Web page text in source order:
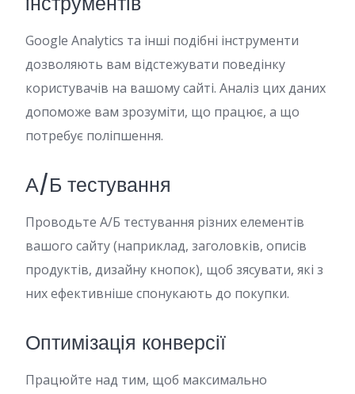
Google Analytics та інші подібні інструменти
дозволяють вам відстежувати поведінку
користувачів на вашому сайті. Аналіз цих даних
допоможе вам зрозуміти, що працює, а що
потребує поліпшення.
А/Б тестування
Проводьте А/Б тестування різних елементів
вашого сайту (наприклад, заголовків, описів
продуктів, дизайну кнопок), щоб зясувати, які з
них ефективніше спонукають до покупки.
Оптимізація конверсії
Працюйте над тим, щоб максимально